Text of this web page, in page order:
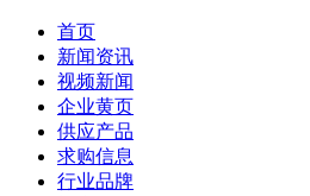
首页
新闻资讯
视频新闻
企业黄页
供应产品
求购信息
行业品牌